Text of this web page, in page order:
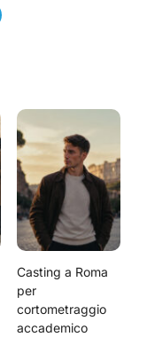
Casting a Roma
per
cortometraggio
accademico